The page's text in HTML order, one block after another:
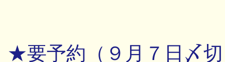
★要予約（９月７日〆